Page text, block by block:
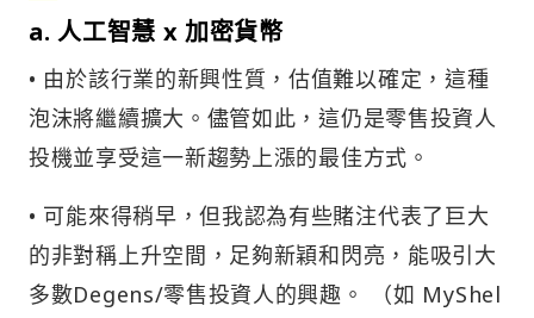
a. 人工智慧 x 加密貨幣
• 由於該行業的新興性質，估值難以確定，這種
泡沫將繼續擴大。儘管如此，這仍是零售投資人
投機並享受這一新趨勢上漲的最佳方式。
• 可能來得稍早，但我認為有些賭注代表了巨大
的非對稱上升空間，足夠新穎和閃亮，能吸引大
多數Degens/零售投資人的興趣。 （如 MyShel